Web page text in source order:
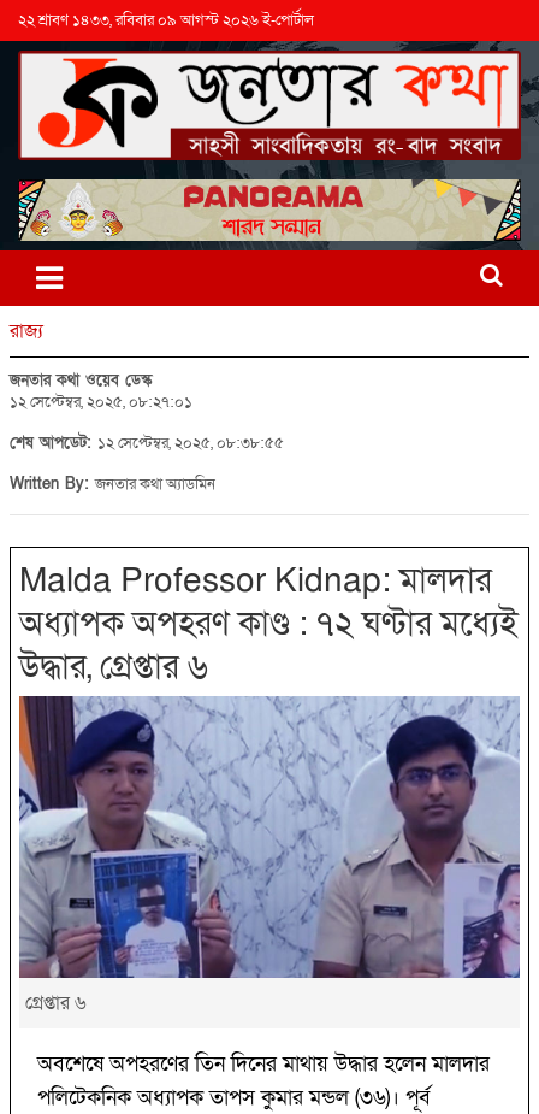
২২ শ্রাবণ ১৪৩৩, রবিবার ০৯ আগস্ট ২০২৬ ই-পোর্টাল
রাজ্য
জনতার কথা ওয়েব ডেস্ক
১২ সেপ্টেম্বর, ২০২৫, ০৮:২৭:০১
শেষ আপডেট: ১২ সেপ্টেম্বর, ২০২৫, ০৮:৩৮:৫৫
Written By:জনতার কথা অ্যাডমিন
Malda Professor Kidnap: মালদার
অধ্যাপক অপহরণ কাণ্ড : ৭২ ঘণ্টার মধ্যেই
উদ্ধার, গ্রেপ্তার ৬
গ্রেপ্তার ৬
অবশেষে অপহরণের তিন দিনের মাথায় উদ্ধার হলেন মালদার
পলিটেকনিক অধ্যাপক তাপস কুমার মন্ডল (৩৬)। পূর্ব